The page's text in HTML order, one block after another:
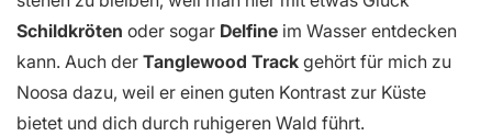
Schildkröten oder sogar Delfine im Wasser entdecken
kann. Auch der Tanglewood Track gehört für mich zu
Noosa dazu, weil er einen guten Kontrast zur Küste
bietet und dich durch ruhigeren Wald führt.